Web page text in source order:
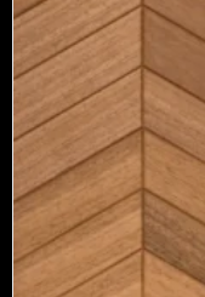
PUIDUST
Royal Black
€ 258.00